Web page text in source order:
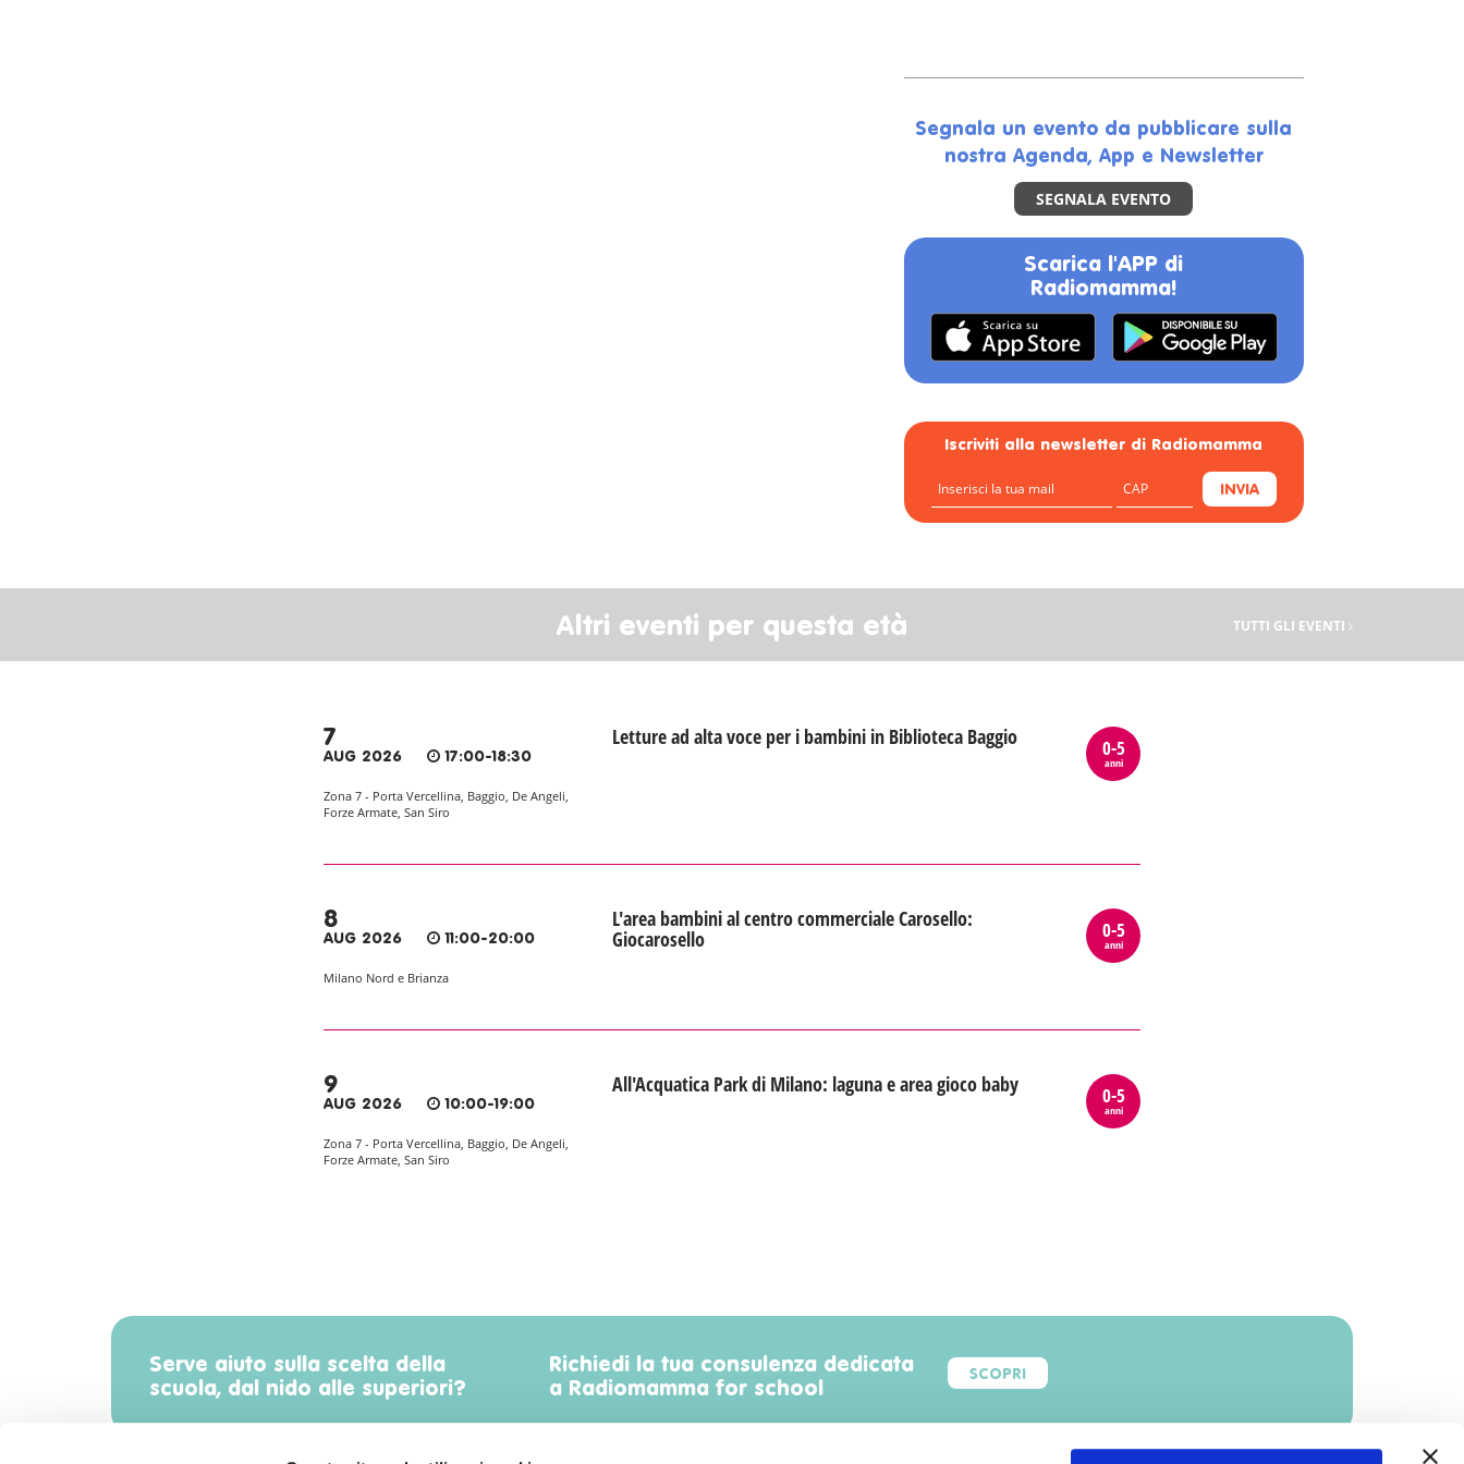
Segnala un evento da pubblicare sulla
nostra Agenda, App e Newsletter
SEGNALA EVENTO
Scarica l'APP di
Radiomamma!
Iscriviti alla newsletter di Radiomamma
INVIA
Altri eventi per questa età TUTTI GLI EVENTI
7
AUG 2026 17:00-18:30
Zona 7 - Porta Vercellina, Baggio, De Angeli,
Forze Armate, San Siro
Letture ad alta voce per i bambini in Biblioteca Baggio 0-5
anni
8
AUG 2026 11:00-20:00
Milano Nord e Brianza
L'area bambini al centro commerciale Carosello:
Giocarosello 0-5
anni
9
AUG 2026 10:00-19:00
Zona 7 - Porta Vercellina, Baggio, De Angeli,
Forze Armate, San Siro
All'Acquatica Park di Milano: laguna e area gioco baby 0-5
anni
Serve aiuto sulla scelta della
scuola, dal nido alle superiori?
Richiedi la tua consulenza dedicata
a Radiomamma for school
SCOPRI